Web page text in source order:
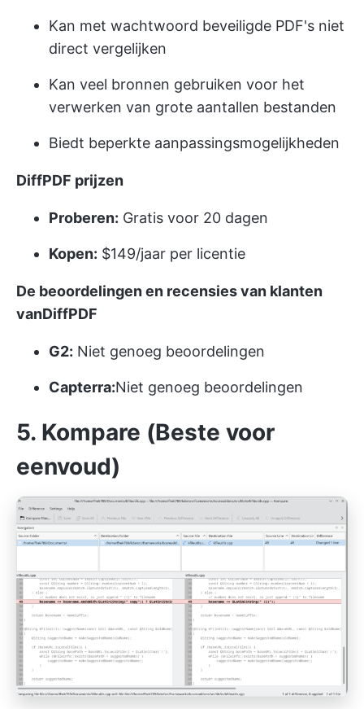
Kan met wachtwoord beveiligde PDF's niet
direct vergelijken
Kan veel bronnen gebruiken voor het
verwerken van grote aantallen bestanden
Biedt beperkte aanpassingsmogelijkheden
DiffPDF prijzen
Proberen: Gratis voor 20 dagen
Kopen: $149/jaar per licentie
De beoordelingen en recensies van klanten
vanDiffPDF
G2: Niet genoeg beoordelingen
Capterra:Niet genoeg beoordelingen
5. Kompare (Beste voor
eenvoud)